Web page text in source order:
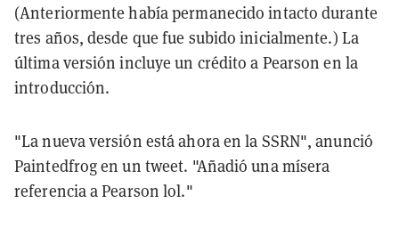
(Anteriormente había permanecido intacto durante
tres años, desde que fue subido inicialmente.) La
última versión incluye un crédito a Pearson en la
introducción.
"La nueva versión está ahora en la SSRN", anunció
Paintedfrog en un tweet. "Añadió una mísera
referencia a Pearson lol."